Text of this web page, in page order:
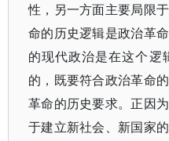
性，另一方面主要局限
命的历史逻辑是政治革
的现代政治是在这个逻
的，既要符合政治革命
革命的历史要求。正因
于建立新社会、新国家